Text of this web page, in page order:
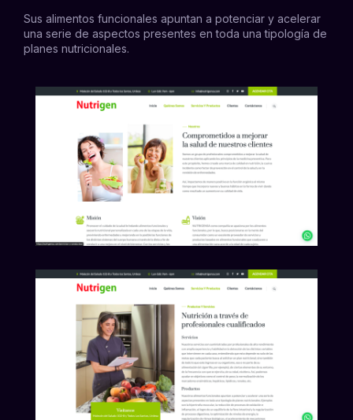
Sus alimentos funcionales apuntan a potenciar y acelerar
una serie de aspectos presentes en toda una tipología de
planes nutricionales.